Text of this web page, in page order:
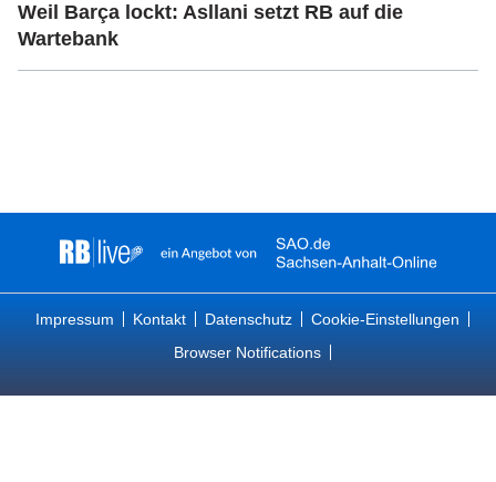
Weil Barça lockt: Asllani setzt RB auf die
Wartebank
Impressum Kontakt Datenschutz
Cookie-Einstellungen
Browser Notifications